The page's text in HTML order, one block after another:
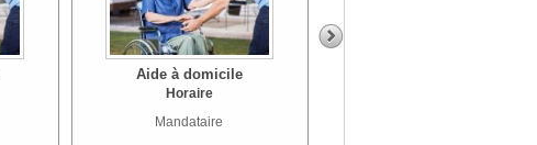
Aide à domicile
Horaire
Mandataire